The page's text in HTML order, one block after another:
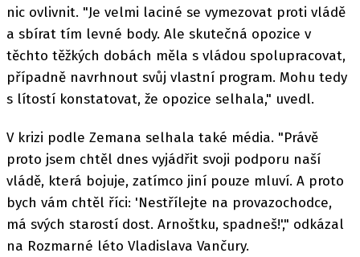
nic ovlivnit. "Je velmi laciné se vymezovat proti vládě
a sbírat tím levné body. Ale skutečná opozice v
těchto těžkých dobách měla s vládou spolupracovat,
případně navrhnout svůj vlastní program. Mohu tedy
s lítostí konstatovat, že opozice selhala," uvedl.
V krizi podle Zemana selhala také média. "Právě
proto jsem chtěl dnes vyjádřit svoji podporu naší
vládě, která bojuje, zatímco jiní pouze mluví. A proto
bych vám chtěl říci: 'Nestřílejte na provazochodce,
má svých starostí dost. Arnoštku, spadneš!'," odkázal
na Rozmarné léto Vladislava Vančury.